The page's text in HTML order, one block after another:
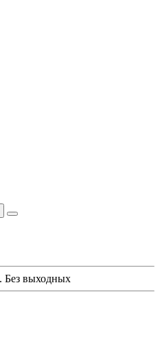
Без выходных